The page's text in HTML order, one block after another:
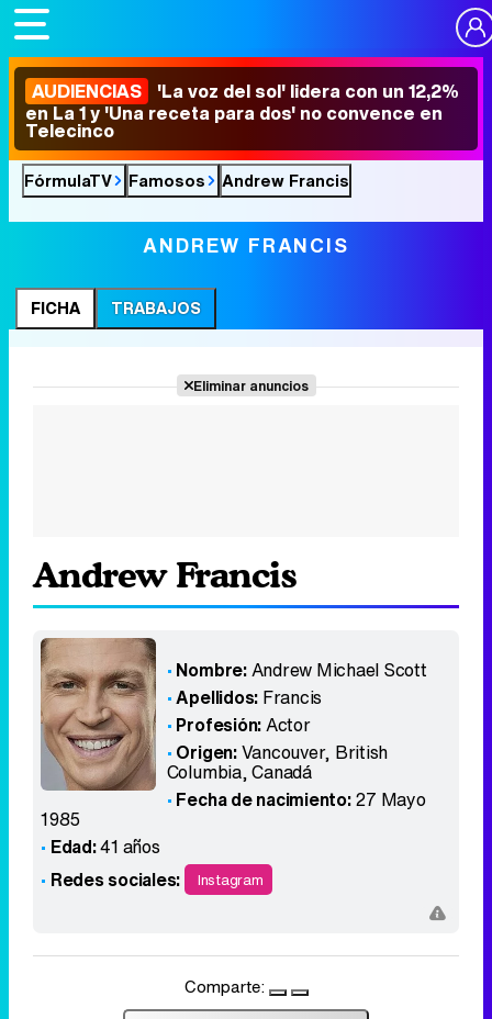
AUDIENCIAS 'La voz del sol' lidera con un 12,2%
en La 1 y 'Una receta para dos' no convence en
Telecinco
FórmulaTV Famosos Andrew Francis
ANDREW FRANCIS
FICHA TRABAJOS
Eliminar anuncios
Andrew Francis
Nombre:Andrew Michael Scott
Apellidos: Francis
Profesión:Actor
Origen:Vancouver, British
Columbia,Canadá
Fecha de nacimiento:27 Mayo
1985
Edad:41 años
Redes sociales:
Instagram
Comparte: